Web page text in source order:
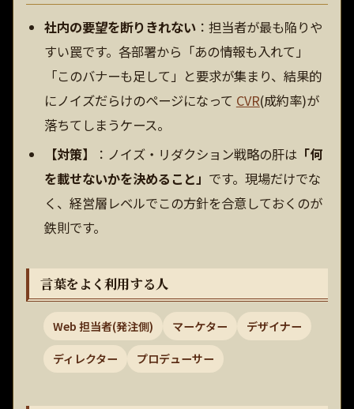
社内の要望を断りきれない：担当者が最も陥りや
すい罠です。各部署から「あの情報も入れて」
「このバナーも足して」と要求が集まり、結果的
にノイズだらけのページになって CVR(成約率)が
落ちてしまうケース。
【対策】
：ノイズ・リダクション戦略の肝は「何
を載せないかを決めること」 です。現場だけでな
く、経営層レベルでこの方針を合意しておくのが
鉄則です。
言葉をよく利用する人
Web 担当者(発注側) マーケター デザイナー
ディレクター プロデューサー